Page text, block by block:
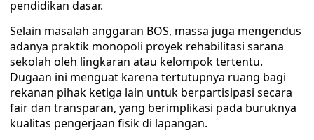
pendidikan dasar.
Selain masalah anggaran BOS, massa juga mengendus
adanya praktik monopoli proyek rehabilitasi sarana
sekolah oleh lingkaran atau kelompok tertentu.
Dugaan ini menguat karena tertutupnya ruang bagi
rekanan pihak ketiga lain untuk berpartisipasi secara
fair dan transparan, yang berimplikasi pada buruknya
kualitas pengerjaan fisik di lapangan.